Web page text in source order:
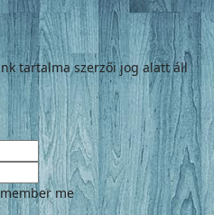
tartalma szerzői jog alatt áll
me